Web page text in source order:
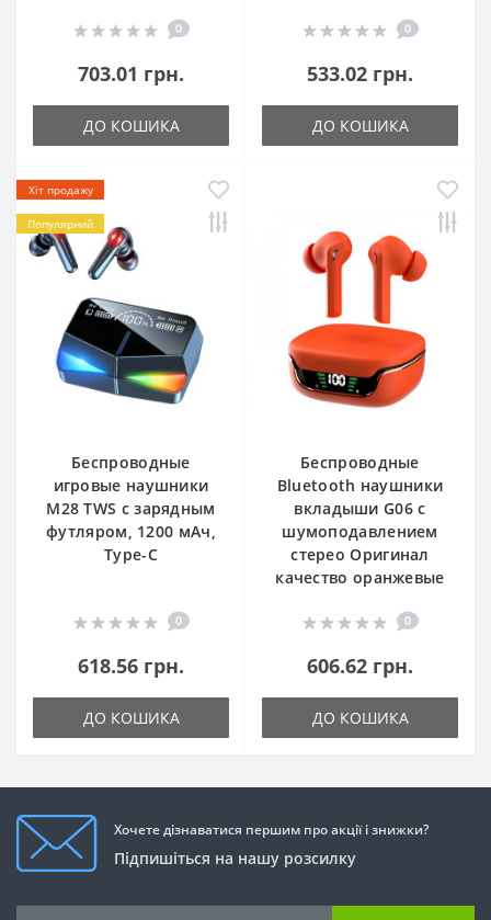
0
703.01 грн.
ДО КОШИКА
0
533.02 грн.
ДО КОШИКА
Хіт продажу
Популярний
Беспроводные
игровые наушники
M28 TWS с зарядным
футляром, 1200 мАч,
Type-C
0
618.56 грн.
ДО КОШИКА
Беспроводные
Bluetooth наушники
вкладыши G06 с
шумоподавлением
стерео Оригинал
качество оранжевые
0
606.62 грн.
ДО КОШИКА
Хочете дізнаватися першим про акції і знижки?
Підпишіться на нашу розсилку